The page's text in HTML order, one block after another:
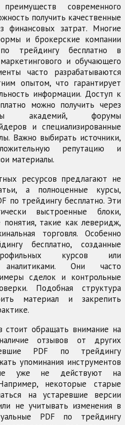
современного
получить качественные
финансовых затрат. Многие
и брокерские компании
трейдингу бесплатно в
и обучающего
часто разрабатываются
опытом, что гарантирует
информации. Доступ к
можно получить через
академий, форумы
и специализированные
Важно выбирать источники,
репутацию и
материалы.
ресурсов предлагают не
а полноценные курсы,
по трейдингу бесплатно. Эти
выстроенные блоки,
такие как леверидж,
торговля. Особенно
бесплатно, созданные
курсов или
аналитиками. Они часто
сделок и контрольные
Подобная структура
материал и закрепить
стоит обращать внимание на
отзывов от других
PDF по трейдингу
упоминания инструментов
уже не действуют на
некоторые старые
на устаревшие версии
не учитывать изменения в
PDF по трейдингу